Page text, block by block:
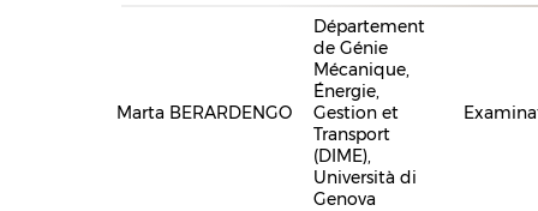
Marta BERARDENGO
Département
de Génie
Mécanique,
Énergie,
Gestion et
Transport
(DIME),
Università di
Genova